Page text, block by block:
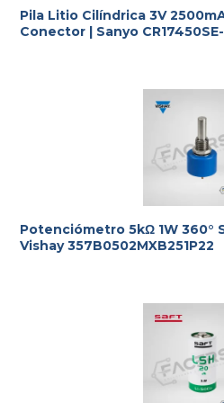
Pila Litio Cilíndrica 3V
Conector | Sanyo
Potenciómetro 5kΩ 1W 360°
Vishay 357B0502MXB251P22